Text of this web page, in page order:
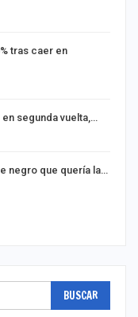
tras caer en
segunda vuelta,…
negro que quería la…